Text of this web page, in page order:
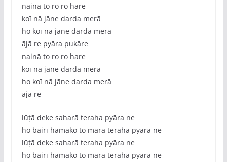
nainā to ro ro hare
koī nā jāne darda merā
ho koī nā jāne darda merā
ājā re pyāra pukāre
nainā to ro ro hare
koī nā jāne darda merā
ho koī nā jāne darda merā
ājā re
lūṭā deke saharā teraha pyāra ne
ho bairī hamako to mārā teraha pyāra ne
lūṭā deke saharā teraha pyāra ne
ho bairī hamako to mārā teraha pyāra ne